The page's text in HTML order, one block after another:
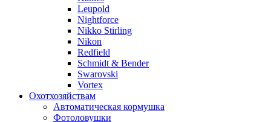
Leupold
Nightforce
Nikko Stirling
Nikon
Redfield
Schmidt & Bender
Swarovski
Vortex
Охотхозяйствам
Автоматическая кормушка
Фотоловушки